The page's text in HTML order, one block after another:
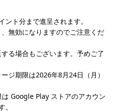
ント分まで進呈されます。
無効になりますのでご注意くだ
る場合もございます。予めご了
ジ期限は2026年8月24日（月）
Google Play ストアのアカウン